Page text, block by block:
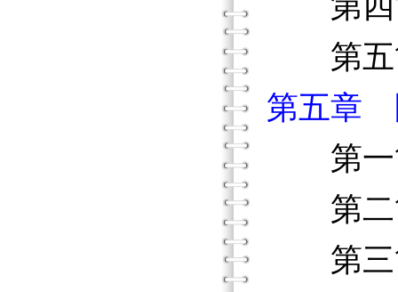
第五
第五章
第一
第二
第三